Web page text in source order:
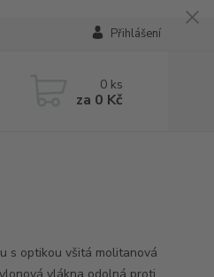
Přihlášení
0 ks
za 0 Kč
s optikou všitá molitanová